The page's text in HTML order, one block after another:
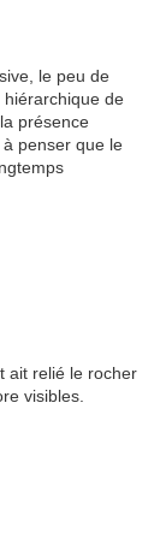
le peu de
hiérarchique de
présence
penser que le
ait relié le rocher
visibles.